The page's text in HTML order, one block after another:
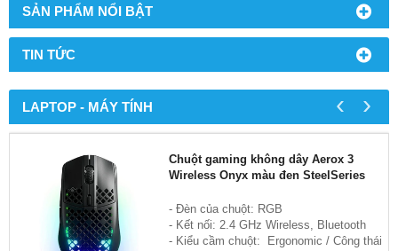
SẢN PHẨM NỔI BẬT
TIN TỨC
LAPTOP - MÁY TÍNH
Chuột gaming không dây Aerox 3
Wireless Onyx màu đen SteelSeries
- Đèn của chuột: RGB
- Kết nối: 2.4 GHz Wireless, Bluetooth
- Kiểu cầm chuột: Ergonomic / Công thái
‹ ›